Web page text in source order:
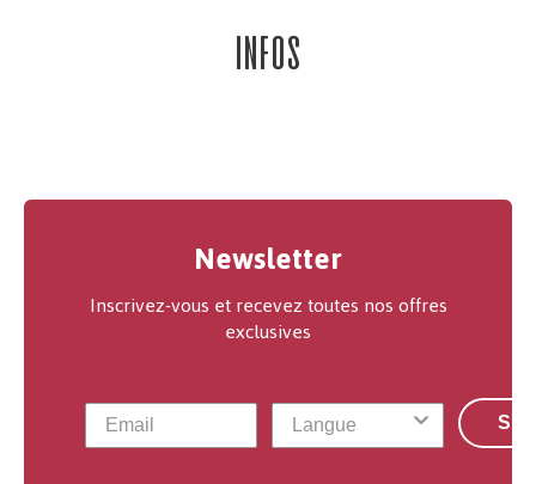
Infos
Newsletter
Inscrivez-vous et recevez toutes nos offres
exclusives